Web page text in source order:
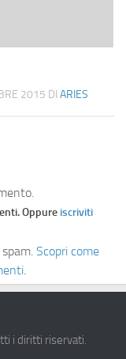
2015 DI ARIES
Oppure iscriviti
Scopri come
.
i diritti riservati.